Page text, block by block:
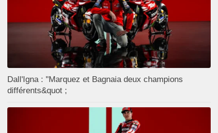
Dall'Igna : "Marquez et Bagnaia deux champions
différents&quot ;